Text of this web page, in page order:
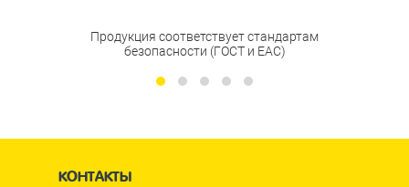
Продукция соответствует стандартам
безопасности (ГОСТ и EAC)
КОНТАКТЫ